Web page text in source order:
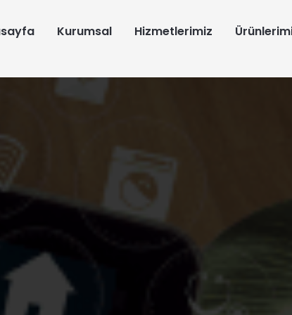
Kurumsal Hizmetlerimiz